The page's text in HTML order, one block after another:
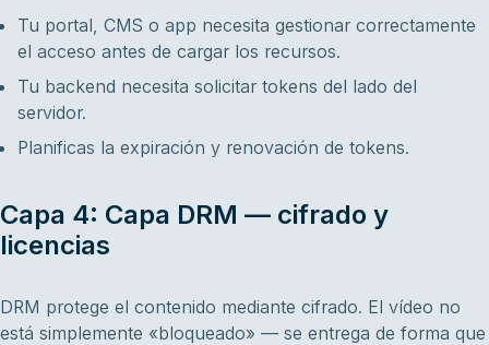
Tu portal, CMS o app necesita gestionar correctamente
el acceso antes de cargar los recursos.
Tu backend necesita solicitar tokens del lado del
servidor.
Planificas la expiración y renovación de tokens.
Capa 4: Capa DRM — cifrado y
licencias
DRM protege el contenido mediante cifrado. El vídeo no
está simplemente «bloqueado» — se entrega de forma que